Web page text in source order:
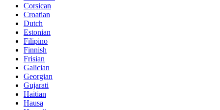
Corsican
Croatian
Dutch
Estonian
Filipino
Finnish
Frisian
Galician
Georgian
Gujarati
Haitian
Hausa